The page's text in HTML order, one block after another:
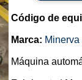
Código de
Marca:
Máquina